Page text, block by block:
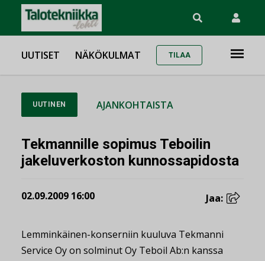
UUTISET NÄKÖKULMAT TILAA
UUTINEN AJANKOHTAISTA
Tekmannille sopimus Teboilin
jakeluverkoston kunnossapidosta
02.09.2009 16:00 Jaa:
Lemminkäinen-konserniin kuuluva Tekmanni
Service Oy on solminut Oy Teboil Ab:n kanssa